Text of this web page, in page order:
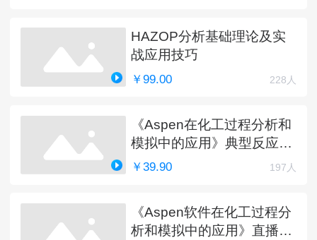
HAZOP分析基础理论及实
战应用技巧
￥99.00 228人
《Aspen在化工过程分析和
模拟中的应用》典型反应工
艺详解
￥39.90 197人
《Aspen软件在化工过程分
析和模拟中的应用》直播课